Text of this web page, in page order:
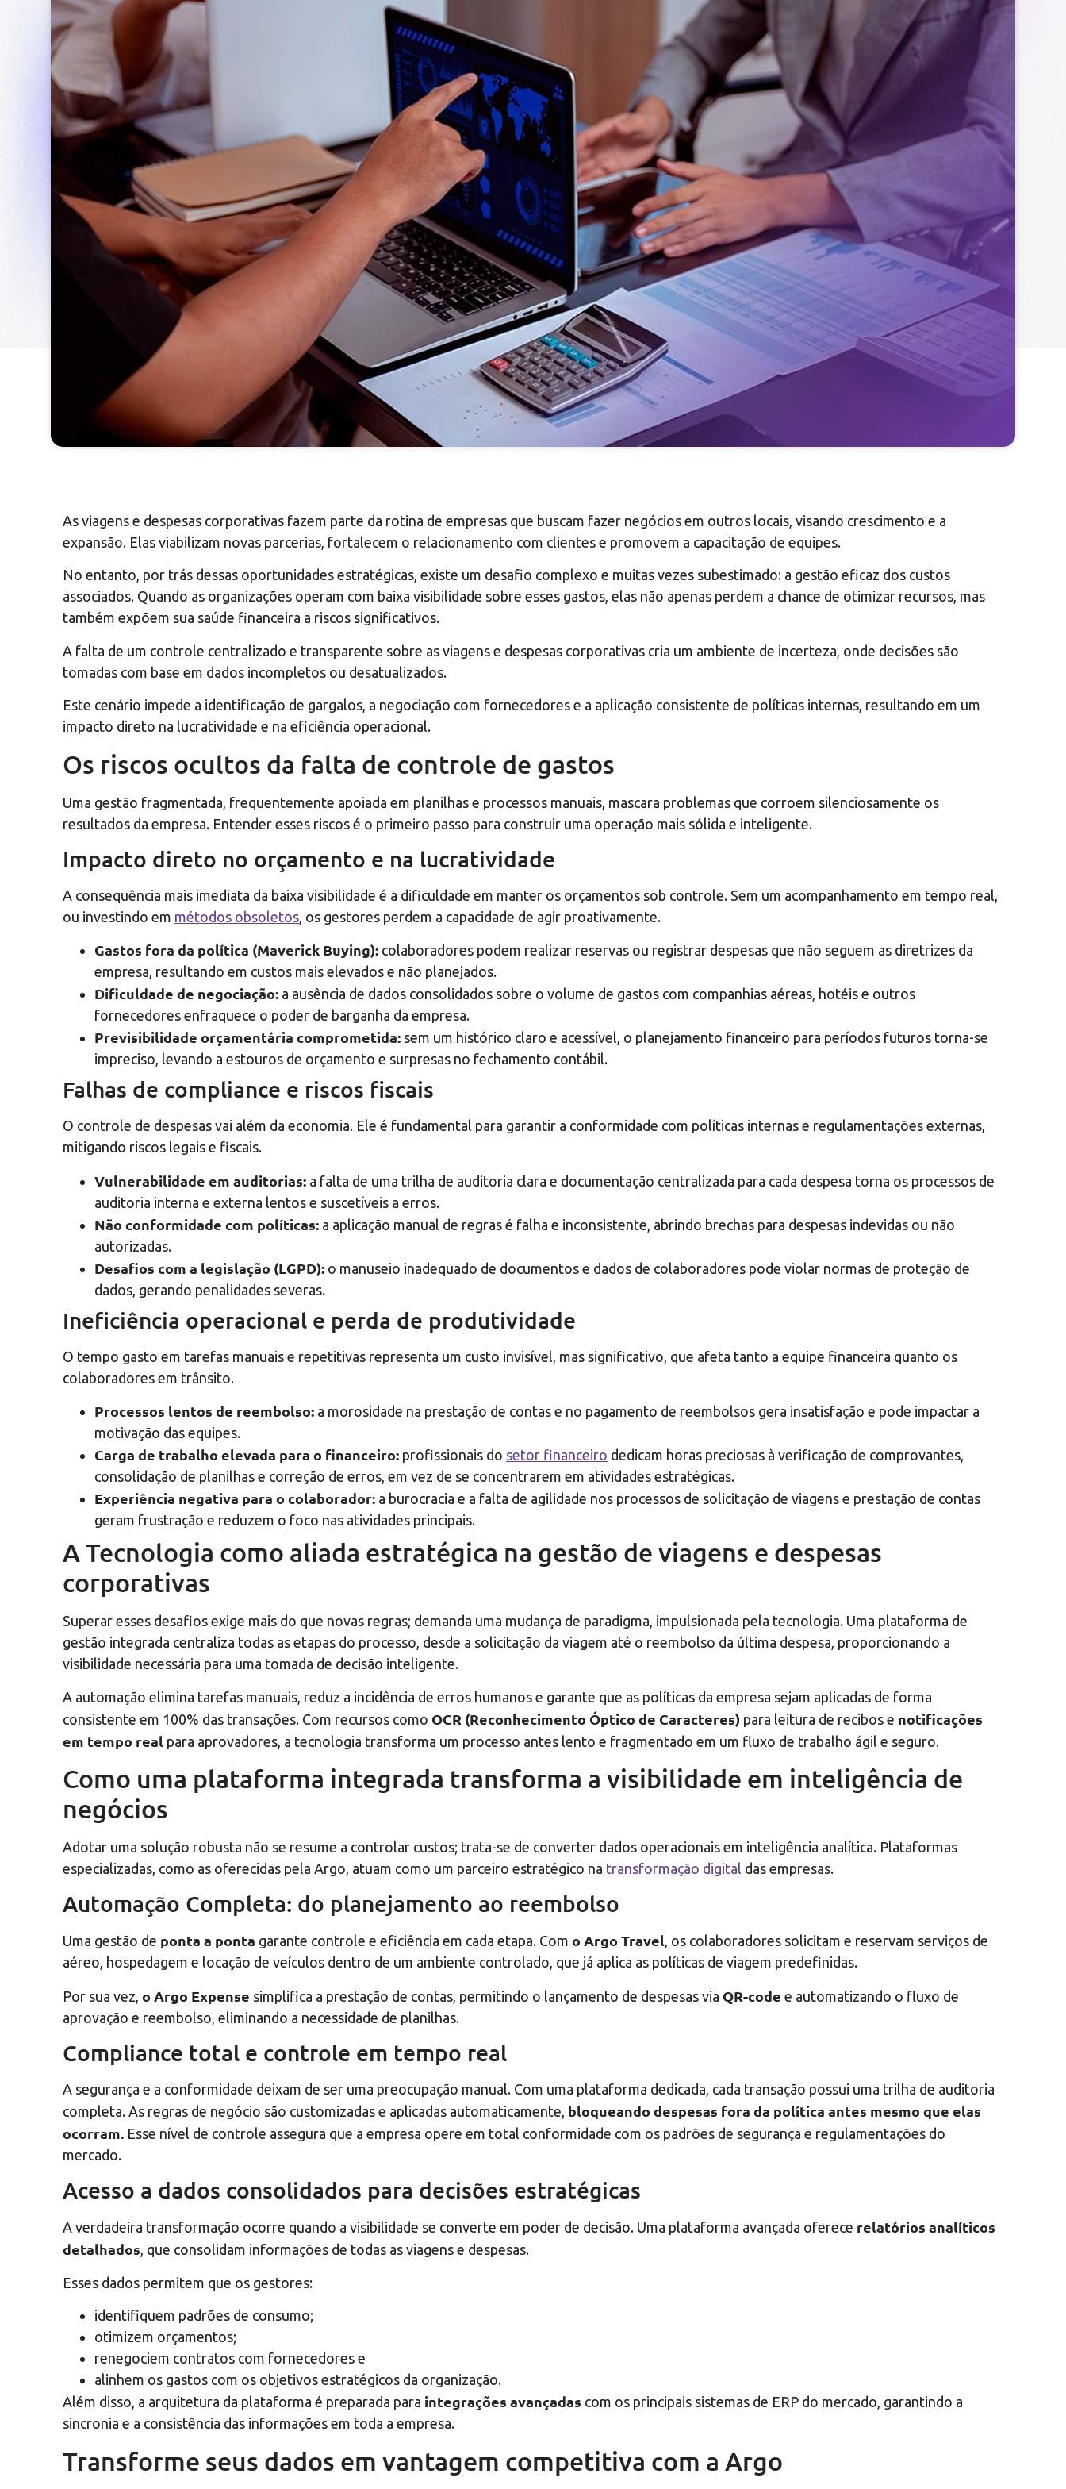
As viagens e despesas corporativas fazem parte da rotina de empresas que buscam fazer negócios em outros locais, visando crescimento e a
expansão. Elas viabilizam novas parcerias, fortalecem o relacionamento com clientes e promovem a capacitação de equipes.
No entanto, por trás dessas oportunidades estratégicas, existe um desafio complexo e muitas vezes subestimado: a gestão eficaz dos custos
associados. Quando as organizações operam com baixa visibilidade sobre esses gastos, elas não apenas perdem a chance de otimizar recursos, mas
também expõem sua saúde financeira a riscos significativos.
A falta de um controle centralizado e transparente sobre as viagens e despesas corporativas cria um ambiente de incerteza, onde decisões são
tomadas com base em dados incompletos ou desatualizados.
Este cenário impede a identificação de gargalos, a negociação com fornecedores e a aplicação consistente de políticas internas, resultando em um
impacto direto na lucratividade e na eficiência operacional.
Os riscos ocultos da falta de controle de gastos
Uma gestão fragmentada, frequentemente apoiada em planilhas e processos manuais, mascara problemas que corroem silenciosamente os
resultados da empresa. Entender esses riscos é o primeiro passo para construir uma operação mais sólida e inteligente.
Impacto direto no orçamento e na lucratividade
A consequência mais imediata da baixa visibilidade é a dificuldade em manter os orçamentos sob controle. Sem um acompanhamento em tempo real,
ou investindo em métodos obsoletos , os gestores perdem a capacidade de agir proativamente.
Gastos fora da política (Maverick Buying): colaboradores podem realizar reservas ou registrar despesas que não seguem as diretrizes da
empresa, resultando em custos mais elevados e não planejados.
Dificuldade de negociação: a ausência de dados consolidados sobre o volume de gastos com companhias aéreas, hotéis e outros
fornecedores enfraquece o poder de barganha da empresa.
Previsibilidade orçamentária comprometida: sem um histórico claro e acessível, o planejamento financeiro para períodos futuros torna-se
impreciso, levando a estouros de orçamento e surpresas no fechamento contábil.
Falhas de compliance e riscos fiscais
O controle de despesas vai além da economia. Ele é fundamental para garantir a conformidade com políticas internas e regulamentações externas,
mitigando riscos legais e fiscais.
Vulnerabilidade em auditorias: a falta de uma trilha de auditoria clara e documentação centralizada para cada despesa torna os processos de
auditoria interna e externa lentos e suscetíveis a erros.
Não conformidade com políticas: a aplicação manual de regras é falha e inconsistente, abrindo brechas para despesas indevidas ou não
autorizadas.
Desafios com a legislação (LGPD): o manuseio inadequado de documentos e dados de colaboradores pode violar normas de proteção de
dados, gerando penalidades severas.
Ineficiência operacional e perda de produtividade
O tempo gasto em tarefas manuais e repetitivas representa um custo invisível, mas significativo, que afeta tanto a equipe financeira quanto os
colaboradores em trânsito.
Processos lentos de reembolso: a morosidade na prestação de contas e no pagamento de reembolsos gera insatisfação e pode impactar a
motivação das equipes.
Carga de trabalho elevada para o financeiro: profissionais do setor financeiro dedicam horas preciosas à verificação de comprovantes,
consolidação de planilhas e correção de erros, em vez de se concentrarem em atividades estratégicas.
Experiência negativa para o colaborador: a burocracia e a falta de agilidade nos processos de solicitação de viagens e prestação de contas
geram frustração e reduzem o foco nas atividades principais.
A Tecnologia como aliada estratégica na gestão de viagens e despesas
corporativas
Superar esses desafios exige mais do que novas regras; demanda uma mudança de paradigma, impulsionada pela tecnologia. Uma plataforma de
gestão integrada centraliza todas as etapas do processo, desde a solicitação da viagem até o reembolso da última despesa, proporcionando a
visibilidade necessária para uma tomada de decisão inteligente.
A automação elimina tarefas manuais, reduz a incidência de erros humanos e garante que as políticas da empresa sejam aplicadas de forma
consistente em 100% das transações. Com recursos como OCR (Reconhecimento Óptico de Caracteres) para leitura de recibos e notificações
em tempo real para aprovadores, a tecnologia transforma um processo antes lento e fragmentado em um fluxo de trabalho ágil e seguro.
Como uma plataforma integrada transforma a visibilidade em inteligência de
negócios
Adotar uma solução robusta não se resume a controlar custos; trata-se de converter dados operacionais em inteligência analítica. Plataformas
especializadas, como as oferecidas pela Argo, atuam como um parceiro estratégico na transformação digital das empresas.
Automação Completa: do planejamento ao reembolso
Uma gestão de ponta a ponta garante controle e eficiência em cada etapa. Com o Argo Travel, os colaboradores solicitam e reservam serviços de
aéreo, hospedagem e locação de veículos dentro de um ambiente controlado, que já aplica as políticas de viagem predefinidas.
Por sua vez, o Argo Expense simplifica a prestação de contas, permitindo o lançamento de despesas via QR-code e automatizando o fluxo de
aprovação e reembolso, eliminando a necessidade de planilhas.
Compliance total e controle em tempo real
A segurança e a conformidade deixam de ser uma preocupação manual. Com uma plataforma dedicada, cada transação possui uma trilha de auditoria
completa. As regras de negócio são customizadas e aplicadas automaticamente, bloqueando despesas fora da política antes mesmo que elas
ocorram. Esse nível de controle assegura que a empresa opere em total conformidade com os padrões de segurança e regulamentações do
mercado.
Acesso a dados consolidados para decisões estratégicas
A verdadeira transformação ocorre quando a visibilidade se converte em poder de decisão. Uma plataforma avançada oferece relatórios analíticos
detalhados, que consolidam informações de todas as viagens e despesas.
Esses dados permitem que os gestores:
identifiquem padrões de consumo;
otimizem orçamentos;
renegociem contratos com fornecedores e
alinhem os gastos com os objetivos estratégicos da organização.
Além disso, a arquitetura da plataforma é preparada para integrações avançadas com os principais sistemas de ERP do mercado, garantindo a
sincronia e a consistência das informações em toda a empresa.
Transforme seus dados em vantagem competitiva com a Argo